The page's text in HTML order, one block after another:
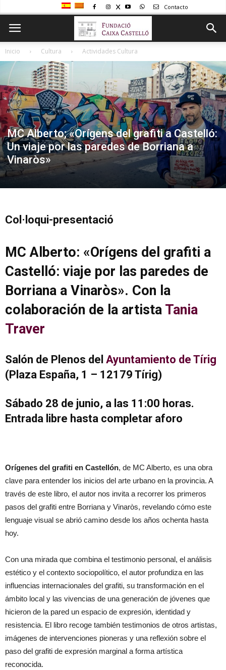
Contacto
Inicio Cultura Actividades Cultura
MC Alberto; «Orígens del grafiti a Castelló:
Un viaje por las paredes de Borriana a
Vinaròs»
Col·loqui-presentació
MC Alberto: «Orígens del grafiti a
Castelló: viaje por las paredes de
Borriana a Vinaròs». Con la
colaboración de la artista Tania
Traver
Salón de Plenos del Ayuntamiento de Tírig
(Plaza España, 1 – 12179 Tírig)
Sábado 28 de junio, a las 11:00 horas.
Entrada libre hasta completar aforo
Orígenes del grafiti en Castellón, de MC Alberto, es una obra
clave para entender los inicios del arte urbano en la provincia. A
través de este libro, el autor nos invita a recorrer los primeros
pasos del grafiti entre Borriana y Vinaròs, revelando cómo este
lenguaje visual se abrió camino desde los años ochenta hasta
hoy.
Con una mirada que combina el testimonio personal, el análisis
estético y el contexto sociopolítico, el autor profundiza en las
influencias internacionales del grafiti, su transformación en el
ámbito local y las vivencias de una generación de jóvenes que
hicieron de la pared un espacio de expresión, identidad y
resistencia. El libro recoge también testimonios de otros artistas,
imágenes de intervenciones pioneras y una reflexión sobre el
paso del grafiti de expresión marginal a forma artística
reconocida.